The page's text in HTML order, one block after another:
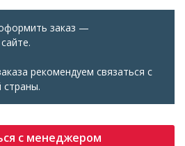
заказ —
рекомендуем связаться с
с менеджером